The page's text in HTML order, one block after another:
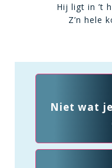
Hij ligt in ’t
Z’n hele
Niet wat